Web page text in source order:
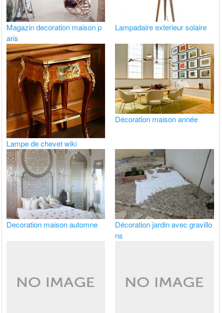
Magazin decoration maison p
aris
Lampadaire exterieur solaire
Lampe de chevet wiki
Décoration maison année
Decoration maison automne
Décoration jardin avec gravillo
ns